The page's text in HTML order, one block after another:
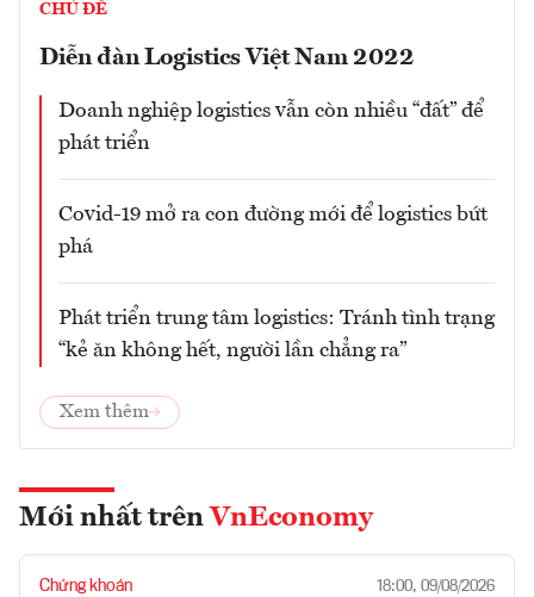
CHỦ ĐỀ
Diễn đàn Logistics Việt Nam 2022
Doanh nghiệp logistics vẫn còn nhiều “đất” để
phát triển
Covid-19 mở ra con đường mới để logistics bứt
phá
Phát triển trung tâm logistics: Tránh tình trạng
“kẻ ăn không hết, người lần chẳng ra”
Xem thêm
Mới nhất trên VnEconomy
Chứng khoán 18:00, 09/08/2026